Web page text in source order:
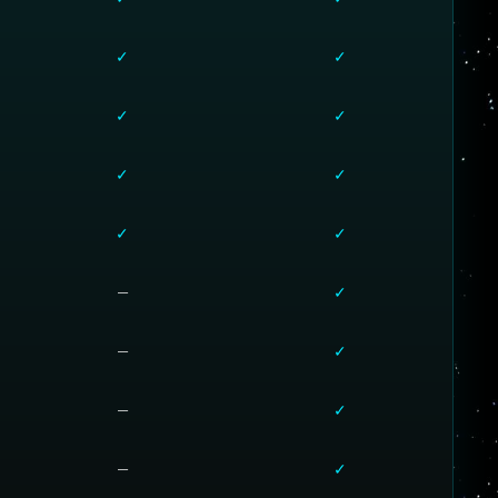
✓ ✓
✓ ✓
✓ ✓
✓ ✓
— ✓
— ✓
— ✓
— ✓